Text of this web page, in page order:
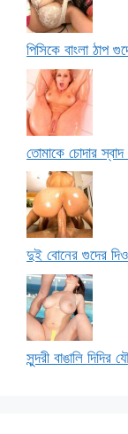
পিসিকে বাংলা ঠাপ
তোমাকে চোদার
দুই বোনের গুদের
সুন্দরী বাঙালি